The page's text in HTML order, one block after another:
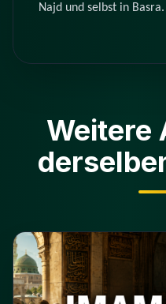
Najd und selbst in Basra.
Weitere